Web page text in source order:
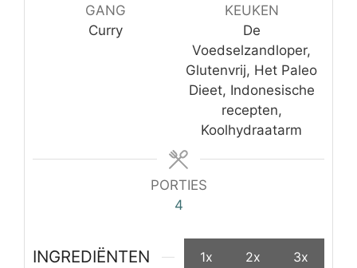
GANG
Curry
KEUKEN
De
Voedselzandloper,
Glutenvrij, Het Paleo
Dieet, Indonesische
recepten,
Koolhydraatarm
PORTIES
4
INGREDIËNTEN 1x 2x 3x